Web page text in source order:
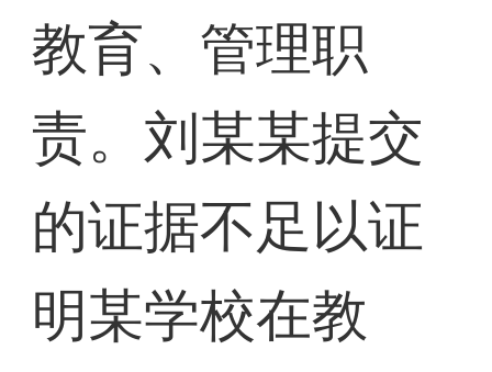
教育、管理职
责。刘某某提交
的证据不足以证
明某学校在教